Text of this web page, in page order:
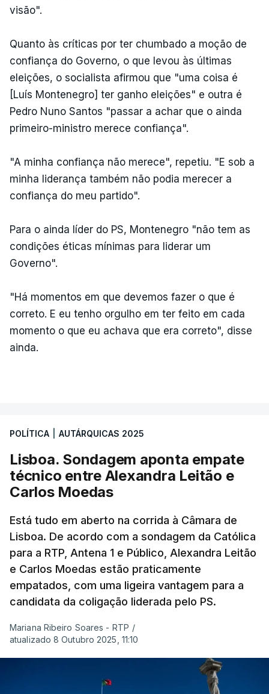
visão".
Quanto às críticas por ter chumbado a moção de
confiança do Governo, o que levou às últimas
eleições, o socialista afirmou que "uma coisa é
[Luís Montenegro] ter ganho eleições" e outra é
Pedro Nuno Santos "passar a achar que o ainda
primeiro-ministro merece confiança".
"A minha confiança não merece", repetiu. "E sob a
minha liderança também não podia merecer a
confiança do meu partido".
Para o ainda líder do PS, Montenegro "não tem as
condições éticas mínimas para liderar um
Governo".
"Há momentos em que devemos fazer o que é
correto. E eu tenho orgulho em ter feito em cada
momento o que eu achava que era correto", disse
ainda.
POLÍTICA AUTÁRQUICAS 2025
Lisboa. Sondagem aponta empate
técnico entre Alexandra Leitão e
Carlos Moedas
Está tudo em aberto na corrida à Câmara de
Lisboa. De acordo com a sondagem da Católica
para a RTP, Antena 1 e Público, Alexandra Leitão
e Carlos Moedas estão praticamente
empatados, com uma ligeira vantagem para a
candidata da coligação liderada pelo PS.
Mariana Ribeiro Soares - RTP /
atualizado 8 Outubro 2025, 11:10